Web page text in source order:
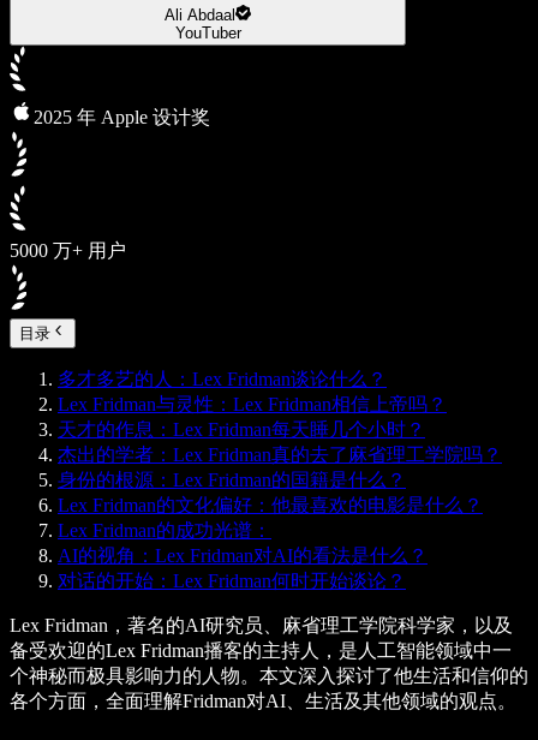
Ali Abdaal
YouTuber
2025 年 Apple 设计奖
5000 万+ 用户
目录
多才多艺的人：Lex Fridman谈论什么？
Lex Fridman与灵性：Lex Fridman相信上帝吗？
天才的作息：Lex Fridman每天睡几个小时？
杰出的学者：Lex Fridman真的去了麻省理工学院吗？
身份的根源：Lex Fridman的国籍是什么？
Lex Fridman的文化偏好：他最喜欢的电影是什么？
Lex Fridman的成功光谱：
AI的视角：Lex Fridman对AI的看法是什么？
对话的开始：Lex Fridman何时开始谈论？
Lex Fridman，著名的AI研究员、麻省理工学院科学家，以及
备受欢迎的Lex Fridman播客的主持人，是人工智能领域中一
个神秘而极具影响力的人物。本文深入探讨了他生活和信仰的
各个方面，全面理解Fridman对AI、生活及其他领域的观点。